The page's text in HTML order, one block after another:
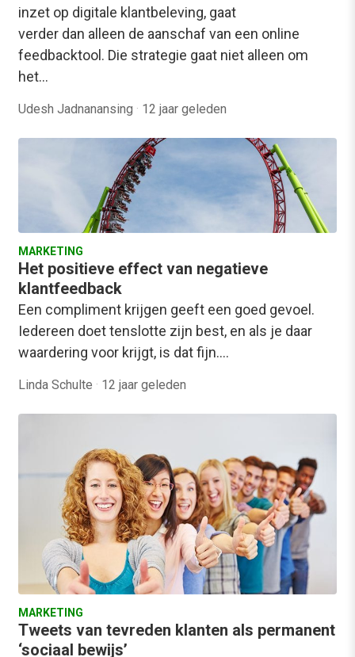
inzet op digitale klantbeleving, gaat
verder dan alleen de aanschaf van een online
feedbacktool. Die strategie gaat niet alleen om
het…
Udesh Jadnanansing · 12 jaar geleden
MARKETING
Het positieve effect van negatieve
klantfeedback
Een compliment krijgen geeft een goed gevoel.
Iedereen doet tenslotte zijn best, en als je daar
waardering voor krijgt, is dat fijn.…
Linda Schulte · 12 jaar geleden
MARKETING
Tweets van tevreden klanten als permanent
‘sociaal bewijs’